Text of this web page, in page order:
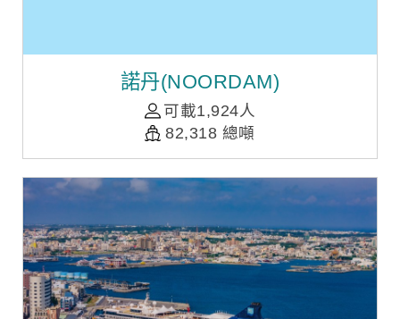
諾丹(NOORDAM)
可載1,924人
82,318 總噸